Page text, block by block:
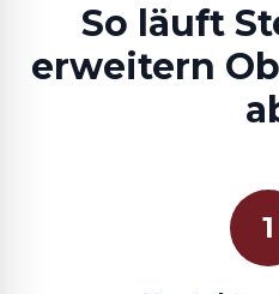
So läuft
erweitern
1